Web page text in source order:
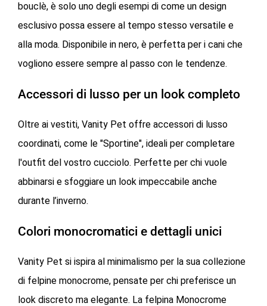
bouclè, è solo uno degli esempi di come un design
esclusivo possa essere al tempo stesso versatile e
alla moda. Disponibile in nero, è perfetta per i cani che
vogliono essere sempre al passo con le tendenze.
Accessori di lusso per un look completo
Oltre ai vestiti, Vanity Pet offre accessori di lusso
coordinati, come le "Sportine", ideali per completare
l'outfit del vostro cucciolo. Perfette per chi vuole
abbinarsi e sfoggiare un look impeccabile anche
durante l’inverno.
Colori monocromatici e dettagli unici
Vanity Pet si ispira al minimalismo per la sua collezione
di felpine monocrome, pensate per chi preferisce un
look discreto ma elegante. La felpina Monocrome